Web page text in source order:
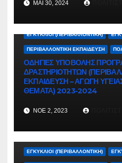
ΜΆΙ 30, 2024
ΕΓΚΎΚΛΙΟΙ (ΠΕΡΙΒΑΛΛΟΝΤΙΚΉ)
ΠΕΡΙΒΑΛΛΟΝΤΙΚΉ ΕΚΠΑΊΔΕΥΣΗ
ΟΔΗΓΙΕΣ ΥΠΟΒΟΛΗΣ
ΔΡΑΣΤΗΡΙΟΤΗΤΩΝ
ΕΚΠΑΙΔΕΥΣΗ – ΑΓΩΓΗ
ΘΕΜΑΤΑ) 2023-2024
ΝΟΈ 2, 2023
ΕΓΚΎΚΛΙΟΙ (ΠΕΡΙΒΑΛΛΟΝΤΙΚΉ)